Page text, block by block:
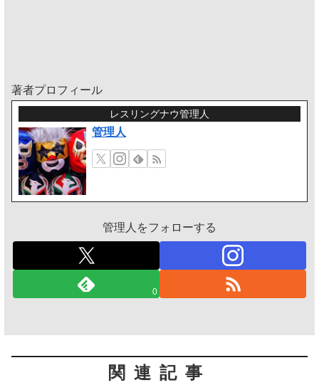
著者プロフィール
レスリングナウ管理人
管理人
管理人をフォローする
0
関連記事